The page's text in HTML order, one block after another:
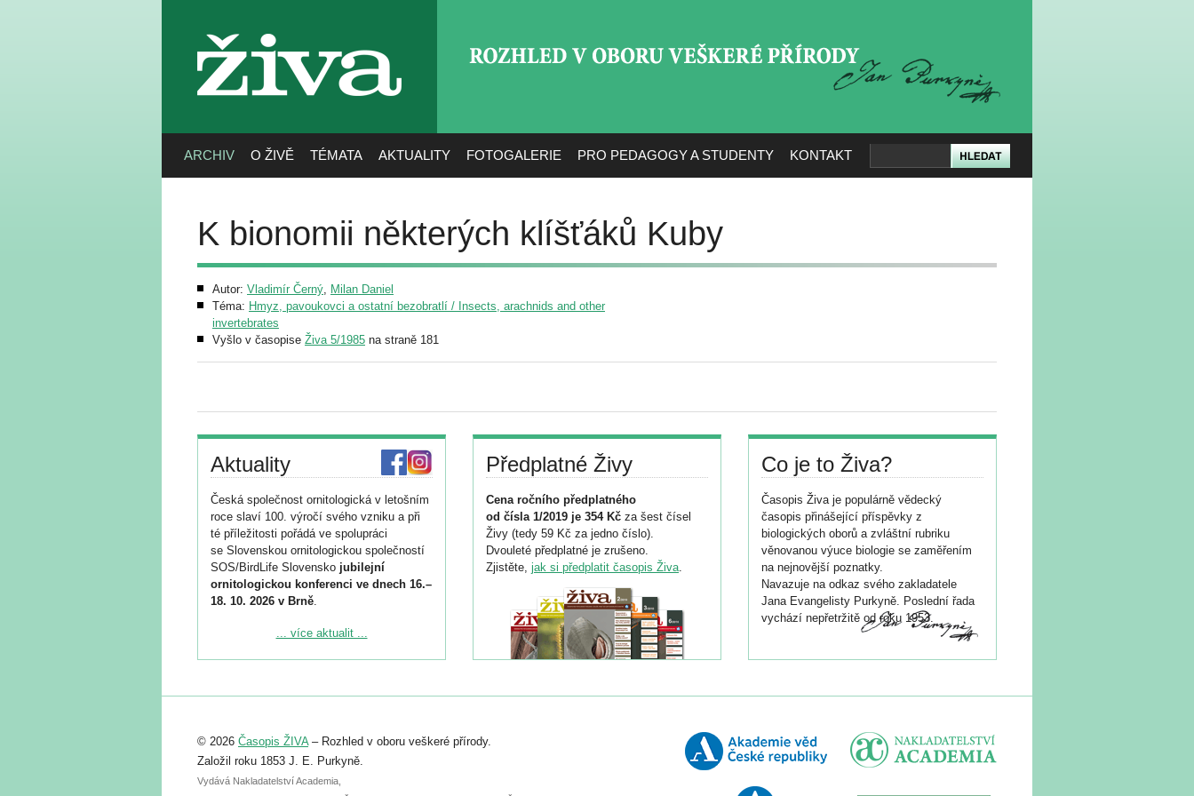
živa
ARCHIV O ŽIVĚ TÉMATA AKTUALITY FOTOGALERIE PRO PEDAGOGY A STUDENTY KONTAKT
K bionomii některých klíšťáků Kuby
Autor: Vladimír Černý, Milan Daniel
Téma: Hmyz, pavoukovci a ostatní bezobratlí / Insects, arachnids and other
invertebrates
Vyšlo v časopise Živa 5/1985 na straně 181
Aktuality
Česká společnost ornitologická v letošním
roce slaví 100. výročí svého vzniku a při
té příležitosti pořádá ve spolupráci
se Slovenskou ornitologickou společností
SOS/BirdLife Slovensko jubilejní
ornitologickou konferenci ve dnech 16.–
18. 10. 2026 v Brně.
Podrobnější informace ke konferenci
Registrovat se můžete do 6. září.
abstraktu přihlášené přednášky nebo
posteru je už 30. června.
... více aktualit ...
Předplatné Živy
Cena ročního předplatného
od čísla 1/2019 je 354 Kč za šest čísel
Živy (tedy 59 Kč za jedno číslo).
Dvouleté předplatné je zrušeno.
Zjistěte, jak si předplatit časopis Živa.
Co je to Živa?
Časopis Živa je populárně vědecký
časopis přinášející příspěvky z
biologických oborů a zvláštní rubriku
věnovanou výuce biologie se zaměřením
na nejnovější poznatky.
Navazuje na odkaz svého zakladatele
Jana Evangelisty Purkyně. Poslední řada
vychází nepřetržitě od roku 1953.
© 2026 Časopis ŽIVA– Rozhled v oboru veškeré přírody.
Založil roku 1853 J. E. Purkyně.
Vydává Nakladatelství Academia,